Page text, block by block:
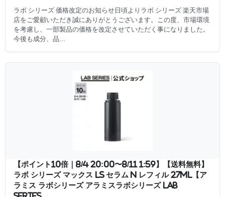
ラボ シリーズ 価格改定のお知らせ日頃よりラボ シリーズ 楽天市場
店をご愛顧いただき誠にありがとうございます。この度、市場環境
を考慮し、一部製品の価格を改定させていただく事になりました。
今後も成分、品...
【ポイント10倍｜8/4 20:00〜8/11 1:59】【送料無料】
ラボ シリーズ マックス LS セラム N レフィル 27mL【ア
ラミス ラボシリーズ アラミスラボシリーズ LAB